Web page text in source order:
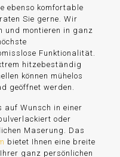
ebenso komfortable
Sie gerne. Wir
und montieren in ganz
Funktionalität.
hitzebeständig
können mühelos
geöffnet werden.
auf Wunsch in einer
oder
Maserung. Das
bietet Ihnen eine breite
ganz persönlichen